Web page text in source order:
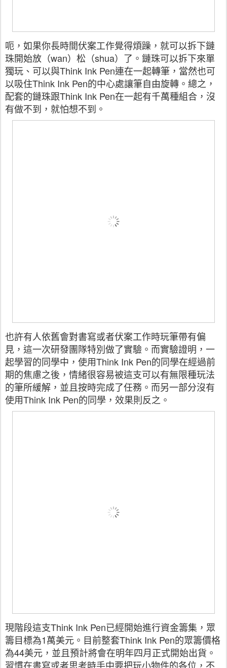
呃，如果你長時間伏案工作覺得煩躁，就可以拆下鏈
珠開始放（wan）松（shua）了。鏈珠可以拆下來單
獨玩、可以與Think Ink Pen連在一起轉筆，當然也可
以吸住Think Ink Pen的中心處讓筆自由旋轉。總之，
配套的鏈珠跟Think Ink Pen在一起有千萬種組合，沒
有做不到，就怕想不到。
也許有人依舊會對書寫或者伏案工作時玩筆帶有偏
見，這一次研發團隊特別做了實驗。而實驗證明，一
起學習的同學中，使用Think Ink Pen的同學在經過前
期的焦慮之後，情緒很容易被這支可以有無限種玩法
的筆所緩解，並且按時完成了任務。而另一部分沒有
使用Think Ink Pen的同學，效果則反之。
現階段這支Think Ink Pen已經開始進行資金籌集，眾
籌目標為1萬美元。目前整套Think Ink Pen的眾籌價格
為44美元，並且預計將會在明年四月正式開始出貨。
習慣在書寫或者思考時手中要把玩小物件的各位，不